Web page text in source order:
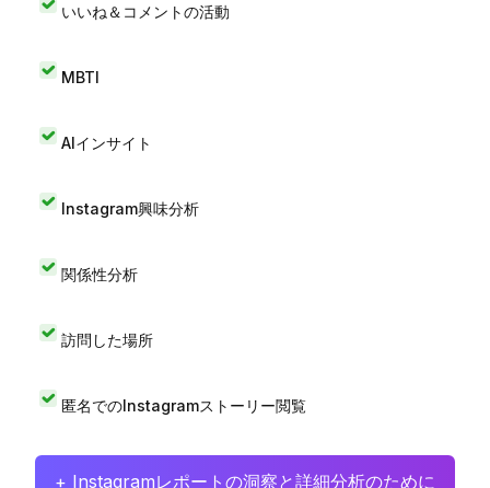
いいね＆コメントの活動
MBTI
AIインサイト
Instagram興味分析
関係性分析
訪問した場所
匿名でのInstagramストーリー閲覧
+ Instagramレポートの洞察と詳細分析のために